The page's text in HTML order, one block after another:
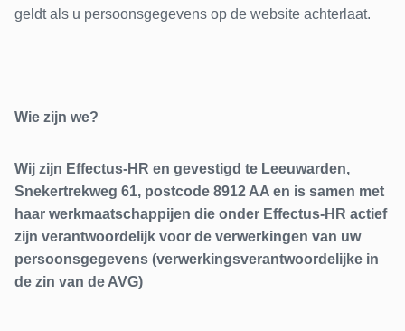
geldt als u persoonsgegevens op de website achterlaat.
Wie zijn we?
Wij zijn Effectus-HR en gevestigd te Leeuwarden,
Snekertrekweg 61, postcode 8912 AA en is samen met
haar werkmaatschappijen die onder Effectus-HR actief
zijn verantwoordelijk voor de verwerkingen van uw
persoonsgegevens (verwerkingsverantwoordelijke in
de zin van de AVG)